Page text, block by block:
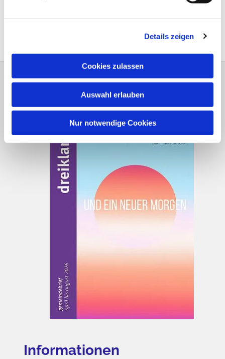
Details zeigen
Cookies zulassen
Auswahl erlauben
Nur notwendige Cookies
Dreiklang Heft 1 - 2026
Informationen